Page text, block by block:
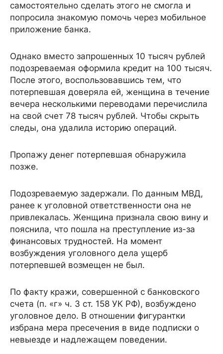
самостоятельно сделать этого не смогла и
попросила знакомую помочь через мобильное
приложение банка.
Однако вместо запрошенных 10 тысяч рублей
подозреваемая оформила кредит на 100 тысяч.
После этого, воспользовавшись тем, что
потерпевшая доверяла ей, женщина в течение
вечера несколькими переводами перечислила
на свой счет 78 тысяч рублей. Чтобы скрыть
следы, она удалила историю операций.
Пропажу денег потерпевшая обнаружила
позже.
Подозреваемую задержали. По данным МВД,
ранее к уголовной ответственности она не
привлекалась. Женщина признала свою вину и
пояснила, что пошла на преступление из-за
финансовых трудностей. На момент
возбуждения уголовного дела ущерб
потерпевшей возмещен не был.
По факту кражи, совершенной с банковского
счета (п. «г» ч. 3 ст. 158 УК РФ), возбуждено
уголовное дело. В отношении фигурантки
избрана мера пресечения в виде подписки о
невыезде и надлежащем поведении.